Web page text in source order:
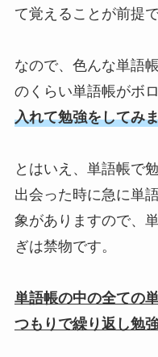
て覚えることが前提で
なので、色んな単語
のくらい単語帳がボ
入れて勉強をしてみ
とはいえ、単語帳で
出会った時に急に単
象がありますので、
ぎは禁物です。
単語帳の中の全ての
つもりで繰り返し勉